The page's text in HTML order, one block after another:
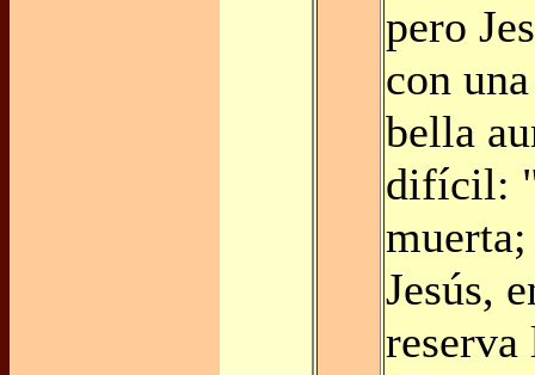
pero
con
bella
difícil:
Jesús,
reserva